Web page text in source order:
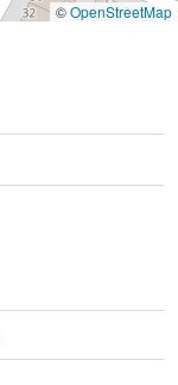
©OpenStreetMap